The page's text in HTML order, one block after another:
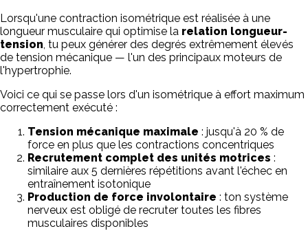
Lorsqu'une contraction isométrique est réalisée à une
longueur musculaire qui optimise la relation longueur-
tension, tu peux générer des degrés extrêmement élevés
de tension mécanique — l'un des principaux moteurs de
l'hypertrophie.
Voici ce qui se passe lors d'un isométrique à effort maximum
correctement exécuté :
Tension mécanique maximale : jusqu'à 20 % de
force en plus que les contractions concentriques
Recrutement complet des unités motrices :
similaire aux 5 dernières répétitions avant l'échec en
entraînement isotonique
Production de force involontaire : ton système
nerveux est obligé de recruter toutes les fibres
musculaires disponibles